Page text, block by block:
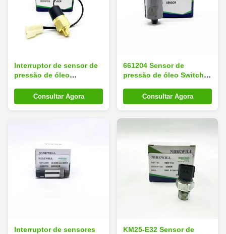
Interruptor de sensor de
pressão de óleo
Para X-CMG
Consultar Agora
661204 Sensor de
pressão de óleo Switch
Consultar Agora
Interruptor de sensores
KM25-E32 Sensor de